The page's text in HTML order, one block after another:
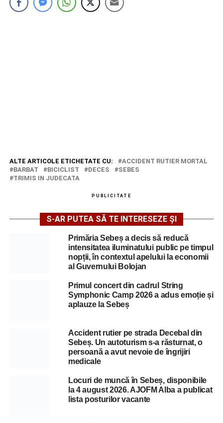
ALTE ARTICOLE ETICHETATE CU:
ACCIDENT RUTIER MORTAL
BARBAT
BICICLIST DECES
SEBES
TRIMIS IN JUDECATA
PUBLICITATE
S-AR PUTEA SĂ TE INTERESEZE ȘI
Primăria Sebeș a decis să reducă
intensitatea iluminatului public pe timpul
nopții, în contextul apelului la economii
al Guvernului Bolojan
Primul concert din cadrul String
Symphonic Camp 2026 a adus emoție și
aplauze la Sebeș
Accident rutier pe strada Decebal din
Sebeș. Un autoturism s-a răsturnat, o
persoană a avut nevoie de îngrijiri
medicale
Locuri de muncă în Sebeș, disponibile
la 4 august 2026. AJOFM Alba a publicat
lista posturilor vacante